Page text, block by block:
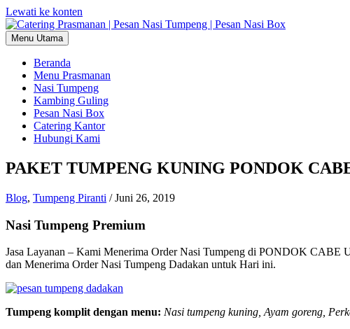
Lewati ke konten
Menu Utama
Beranda
Menu Prasmanan
Nasi Tumpeng
Kambing Guling
Pesan Nasi Box
Catering Kantor
Hubungi Kami
PAKET TUMPENG KUNING PONDOK CABE
Blog, Tumpeng Piranti /Juni 26, 2019
Nasi Tumpeng Premium
Jasa Layanan – Kami Menerima Order Nasi Tumpeng di PONDOK CABE
dan Menerima Order Nasi Tumpeng Dadakan untuk Hari ini.
Tumpeng komplit dengan menu: Nasi tumpeng kuning, Ayam goreng,